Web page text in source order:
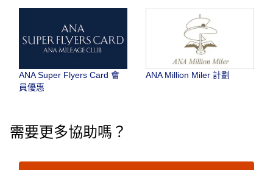
ANA Super Flyers Card 會
員優惠
ANA Million Miler 計劃
需要更多協助嗎？